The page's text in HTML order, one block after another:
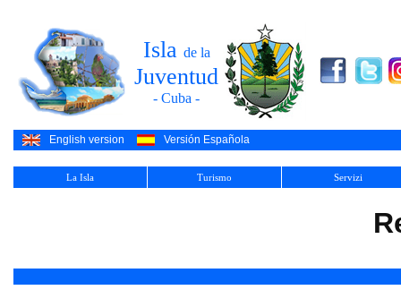
Isla de la
Juventud
- Cuba -
English version Versión Española
La Isla Turismo Servizi